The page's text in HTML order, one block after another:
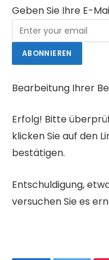
Geben Sie Ihre E-
ABONNIEREN
Bearbeitung Ihrer
Erfolg! Bitte
klicken Sie auf den
bestätigen.
Entschuldigung,
versuchen Sie es